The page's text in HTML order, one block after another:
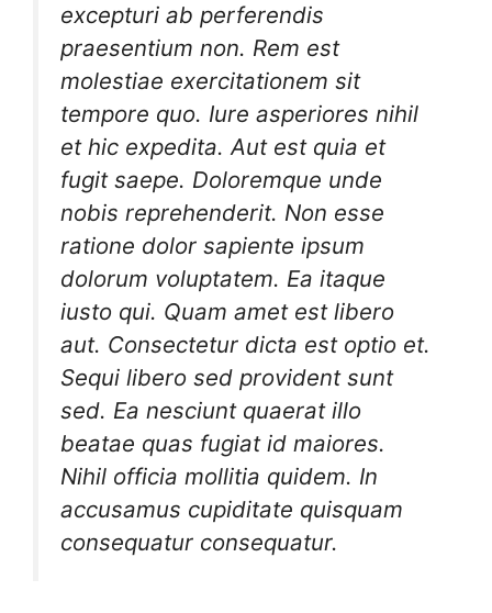
excepturi ab perferendis
praesentium non. Rem est
molestiae exercitationem sit
tempore quo. Iure asperiores nihil
et hic expedita. Aut est quia et
fugit saepe. Doloremque unde
nobis reprehenderit. Non esse
ratione dolor sapiente ipsum
dolorum voluptatem. Ea itaque
iusto qui. Quam amet est libero
aut. Consectetur dicta est optio et.
Sequi libero sed provident sunt
sed. Ea nesciunt quaerat illo
beatae quas fugiat id maiores.
Nihil officia mollitia quidem. In
accusamus cupiditate quisquam
consequatur consequatur.